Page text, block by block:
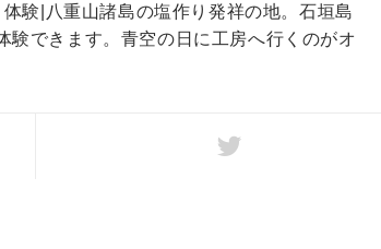
験|八重山諸島の塩作り発祥の地。石垣島
験できます。青空の日に工房へ行くのがオ